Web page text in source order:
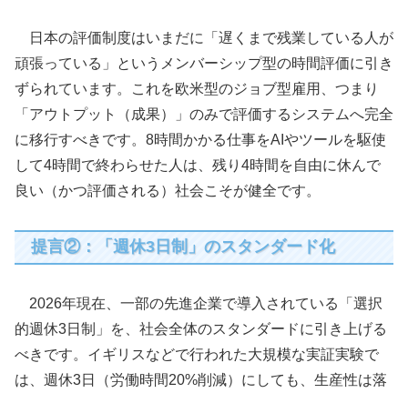
日本の評価制度はいまだに「遅くまで残業している人が
頑張っている」というメンバーシップ型の時間評価に引き
ずられています。これを欧米型のジョブ型雇用、つまり
「アウトプット（成果）」のみで評価するシステムへ完全
に移行すべきです。8時間かかる仕事をAIやツールを駆使
して4時間で終わらせた人は、残り4時間を自由に休んで
良い（かつ評価される）社会こそが健全です。
提言②：「週休3日制」のスタンダード化
2026年現在、一部の先進企業で導入されている「選択
的週休3日制」を、社会全体のスタンダードに引き上げる
べきです。イギリスなどで行われた大規模な実証実験で
は、週休3日（労働時間20%削減）にしても、生産性は落